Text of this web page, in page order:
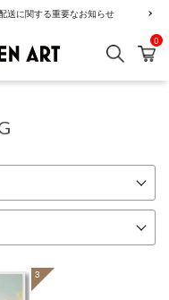
送に関する重要なお知らせ
GREENROOM
検索 カ
0
3